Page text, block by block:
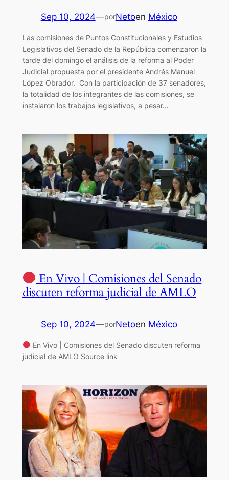
Sep 10, 2024—porNetoen México
Las comisiones de Puntos Constitucionales y Estudios
Legislativos del Senado de la República comenzaron la
tarde del domingo el análisis de la reforma al Poder
Judicial propuesta por el presidente Andrés Manuel
López Obrador. Con la participación de 37 senadores,
la totalidad de los integrantes de las comisiones, se
instalaron los trabajos legislativos, a pesar…
En Vivo | Comisiones del Senado
discuten reforma judicial de AMLO
Sep 10, 2024—porNetoen México
En Vivo | Comisiones del Senado discuten reforma
judicial de AMLO Source link